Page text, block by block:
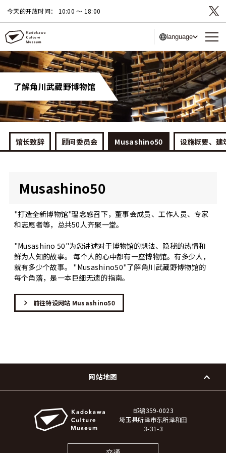
今天的开放时间： 10:00 〜 18:00
language
了解角川武藏野博物馆
馆长致辞 顾问委员会 Musashino50 设施概要、建
Musashino50
"打造全新博物馆"理念感召下，董事会成员、工作人员、专家
和志愿者等，总共50人齐聚一堂。
"Musashino 50"为您讲述对于博物馆的想法、隐秘的热情和
鲜为人知的故事。 每个人的心中都有一座博物馆。有多少人，
就有多少个故事。 "Musashino50"了解角川武藏野博物馆的
每个角落，是一本巨细无遗的指南。
前往特设网站 Musashino50
网站地图
邮编359-0023
埼玉县所泽市东所泽和田
3-31-3